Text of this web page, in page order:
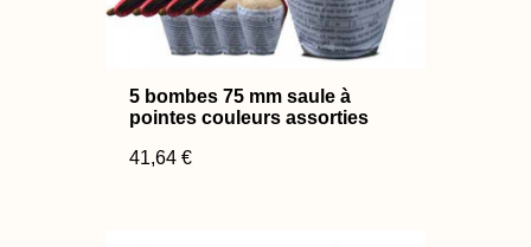
5 bombes 75 mm saule à
pointes couleurs assorties
41,64 €